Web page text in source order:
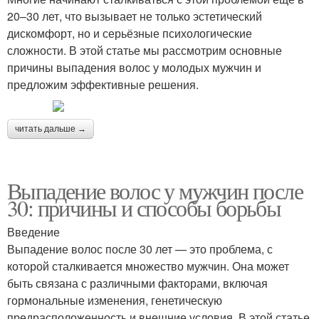
20–30 лет, что вызывает не только эстетический
дискомфорт, но и серьёзные психологические
сложности. В этой статье мы рассмотрим основные
причины выпадения волос у молодых мужчин и
предложим эффективные решения.
читать дальше →
Выпадение волос у мужчин после
30: причины и способы борьбы
Введение
Выпадение волос после 30 лет — это проблема, с
которой сталкивается множество мужчин. Она может
быть связана с различными факторами, включая
гормональные изменения, генетическую